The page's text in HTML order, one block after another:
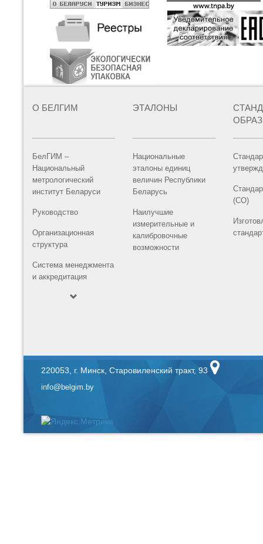
О БЕЛГИМ
БелГИМ –
Национальный
метрологический
институт Беларуси
Руководство
Организационная
структура
Система менеджмента
и аккредитация
ЭТАЛОНЫ
Национальные
эталоны единиц
величин Республики
Беларусь
Наилучшие
измерительные и
калибровочные
возможности
(СО)
220053, г. Минск, Старовиленский тракт, 93
info@belgim.by